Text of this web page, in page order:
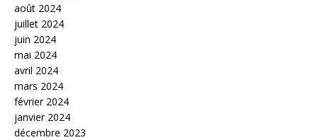
août 2024
juillet 2024
juin 2024
mai 2024
avril 2024
mars 2024
février 2024
janvier 2024
décembre 2023